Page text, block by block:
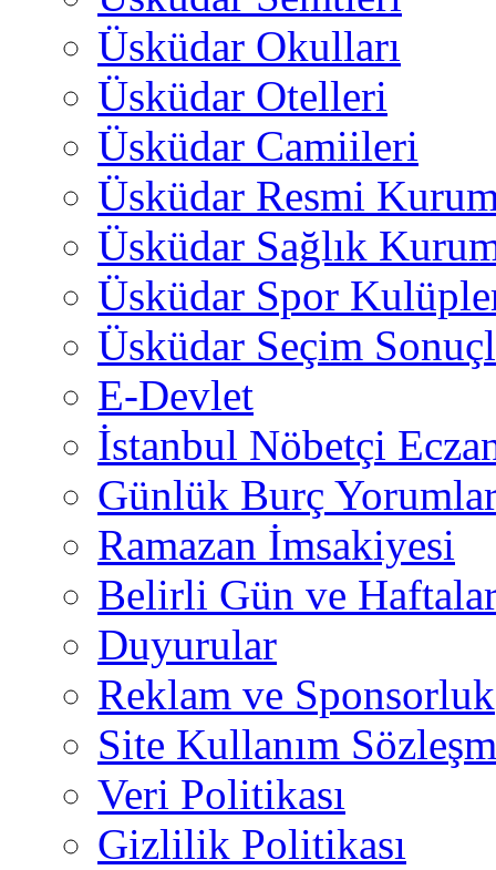
Üsküdar Okulları
Üsküdar Otelleri
Üsküdar Camiileri
Üsküdar Resmi
Üsküdar Sağlık
Üsküdar Spor
Üsküdar Seçim
E-Devlet
İstanbul Nöbetçi
Günlük Burç
Ramazan İmsakiyesi
Belirli Gün ve
Duyurular
Reklam ve Sponsorluk
Site Kullanım
Veri Politikası
Gizlilik Politikası